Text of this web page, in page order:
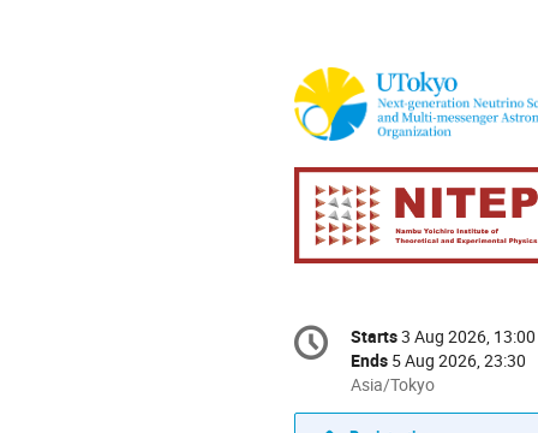
Conference
information
Date/Time
Starts3 Aug 2026, 13:00
Ends 5 Aug 2026, 23:30
All
times
Asia/Tokyo